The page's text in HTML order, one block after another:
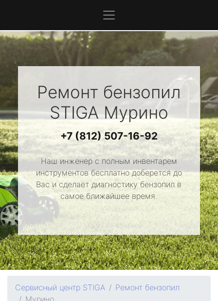
Ремонт бензопил
STIGAМурино
+7 (812) 507-16-92
Наш инженер с полным инвентарем
инструментов бесплатно доберется до
Вас и сделает диагностику бензопил в
самое ближайшее время.
Сервисный центр STIGA
Ремонт бензопил
Мурино